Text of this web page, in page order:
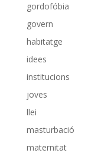
gordofóbia
govern
habitatge
idees
institucions
joves
llei
masturbació
maternitat